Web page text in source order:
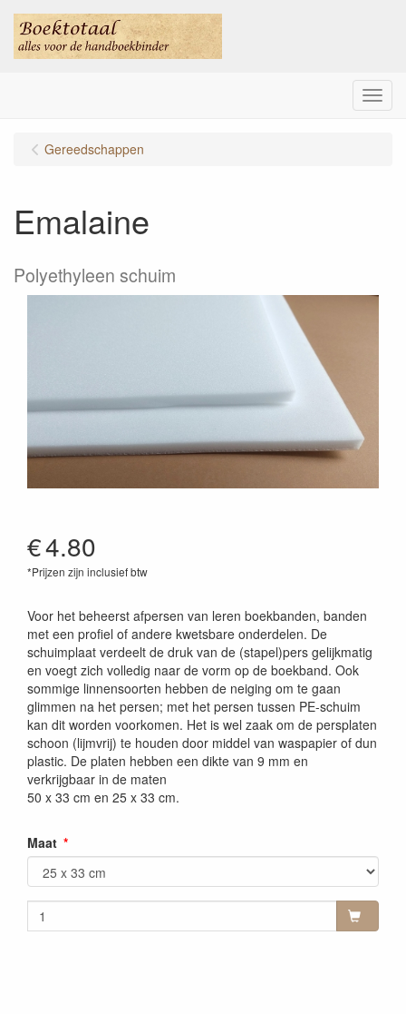
Menu
Gereedschappen
Emalaine
Polyethyleen schuim
€4.80
*Prijzen zijn inclusief btw
Voor het beheerst afpersen van leren boekbanden, banden
met een profiel of andere kwetsbare onderdelen. De
schuimplaat verdeelt de druk van de (stapel)pers gelijkmatig
en voegt zich volledig naar de vorm op de boekband. Ook
sommige linnensoorten hebben de neiging om te gaan
glimmen na het persen; met het persen tussen PE-schuim
kan dit worden voorkomen. Het is wel zaak om de persplaten
schoon (lijmvrij) te houden door middel van waspapier of dun
plastic. De platen hebben een dikte van 9 mm en
verkrijgbaar in de maten
50 x 33 cm en 25 x 33 cm.
Maat